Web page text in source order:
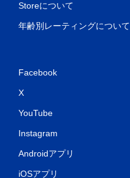
Storeについて
年齢別レーティングについて
Facebook
X
YouTube
Instagram
Androidアプリ
iOSアプリ